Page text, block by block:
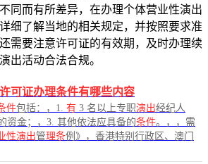
同而有所差异，在办理个体营业性演出
细了解当地的相关规定，并按照要求准
需要注意许可证的有效期，及时办理续
出活动合法合规。
可证办理条件有哪些内容
件包括：，1. 有 3 名以上专职演出经纪人
资金；，3. 其他依法应具备的条件。，，需
性演出管理条例》，香港特别行政区、澳门